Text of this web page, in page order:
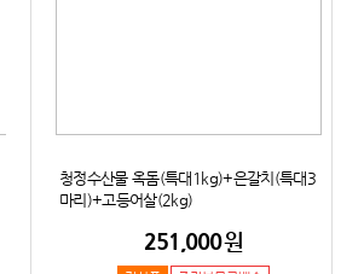
청정수산물 옥돔(특대1kg)+은갈치(특대3
마리)+고등어살(2kg)
251,000원